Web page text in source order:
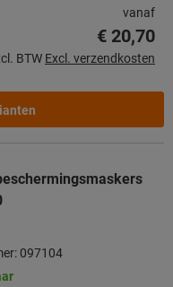
vanaf
€ 20,70
BTW Excl. verzendkosten
097104